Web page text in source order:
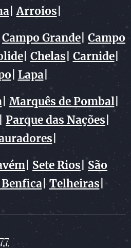
|Arroios
Campo Grande Campo
| Chelas Carnide|
Lapa|
| Marquês de Pombal|
|Parque das Nações
Sete Rios| São
|Telheiras